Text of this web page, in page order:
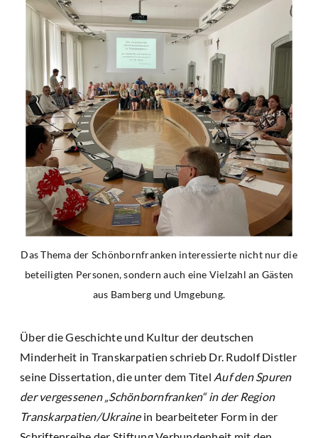
Das Thema der Schönbornfranken interessierte nicht nur die
beteiligten Personen, sondern auch eine Vielzahl an Gästen
aus Bamberg und Umgebung.
Über die Geschichte und Kultur der deutschen
Minderheit in Transkarpatien schrieb Dr. Rudolf Distler
seine Dissertation, die unter dem Titel Auf den Spuren
der vergessenen „Schönbornfranken“ in der Region
Transkarpatien/Ukrainein bearbeiteter Form in der